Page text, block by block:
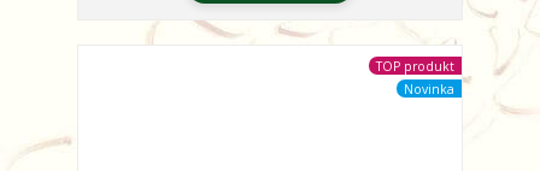
TOP produkt
Novinka